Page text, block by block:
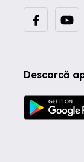
Descarcă